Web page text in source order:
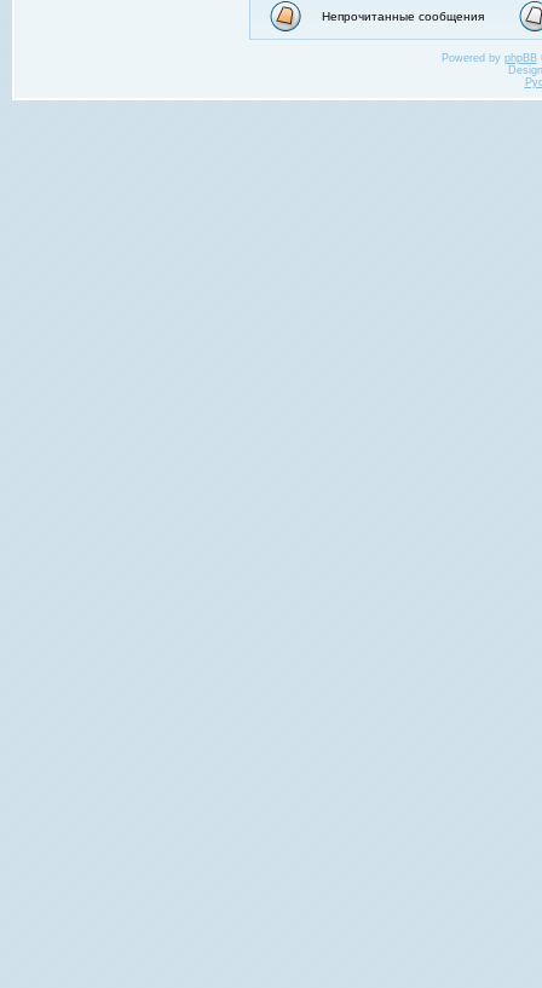
Непрочитанные сообщения
Powered by phpBB